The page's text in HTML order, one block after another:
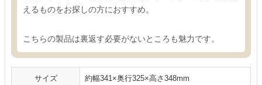
えるものをお探しの方におすすめ。
こちらの製品は裏返す必要がないところも魅力です。
サイズ 約幅341×奥行325×高さ348mm